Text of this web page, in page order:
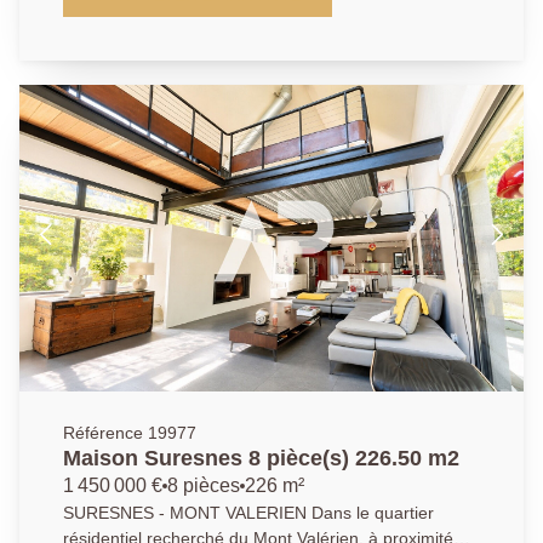
près de 400m2. L'entrée dessert un espace de vie
(13.2m2) avec sa salle de bains (4.89m2) , des
toilettes séparées avec lave mains. Le premier étage
offre 3 chambres (10, 13 et 20m2) , une salle de
bains ainsi qu'une superbe suite parentale avec sa
vue dégagée de 20m2 et sa salle de bains privative,
toilettes indépendants. Le sous-sol total propose une
buanderie, une cave et différentes pièces à aménager
à votre convenance. Un garage avec deux places de
stationnement en enfilade. Maison familiale par
excellence, avec de beau volumes, dans un cadre
paisible proche des bonnes écoles (maternelle Jean
de la Fontaine et collège Marcel Pagnol), du centre
tarder. AP/APO 0147100101
Référence 19977
Maison Suresnes 8 pièce(s) 226.50 m2
1 450 000 € 8 pièces 226 m²
SURESNES - MONT VALERIEN Dans le quartier
résidentiel recherché du Mont Valérien, à proximité